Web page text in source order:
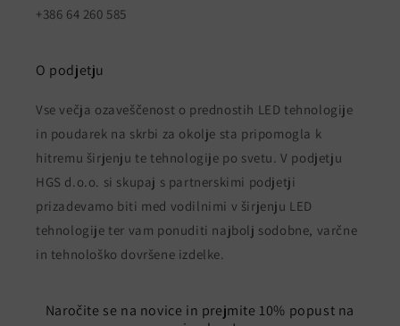
+386 64 260 585
O podjetju
Vse večja ozaveščenost o prednostih LED tehnologije
in poudarek na skrbi za okolje sta pripomogla k
hitremu širjenju te tehnologije po svetu. V podjetju
HGS d.o.o. si skupaj s partnerskimi podjetji
prizadevamo biti med vodilnimi v širjenju LED
tehnologije ter vam ponuditi najbolj sodobne, varčne
in tehnološko dovršene izdelke.
Naročite se na novice in prejmite 10% popust na